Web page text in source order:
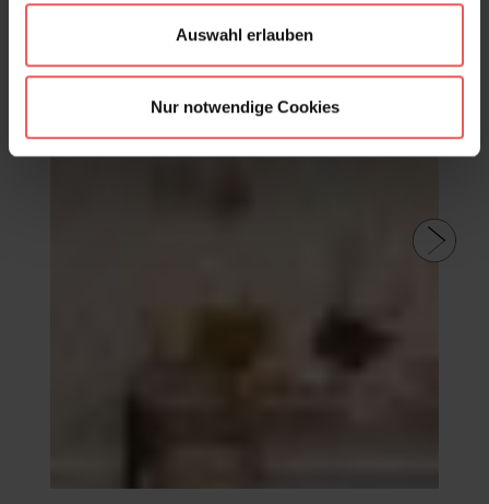
Auswahl erlauben
Nur notwendige Cookies